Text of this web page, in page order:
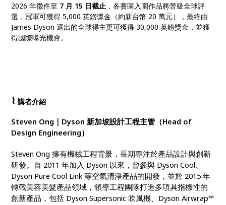
2026 年徵件至 7 月 15 日截止 ，各賽區入圍作品將晉級全球評
選，冠軍可獲得 5,000 英鎊獎金（約新台幣 20 萬元），最終由
James Dyson 選出的全球得主更可獲得 30,000 英鎊獎金，並獲
得國際曝光機會。
⌇ 講者介紹
Steven Ong｜Dyson 新加坡設計工程主管（Head of
Design Engineering）
Steven Ong 擁有機械工程背景，長期專注於產品設計與創新
研發。自 2011 年加入 Dyson 以來，曾參與 Dyson Cool、
Dyson Pure Cool Link 等空氣清淨產品的開發，並於 2015 年
轉戰美容美髮產品領域，領導工程團隊打造多項具指標性的
創新產品，包括 Dyson Supersonic 吹風機、Dyson Airwrap™